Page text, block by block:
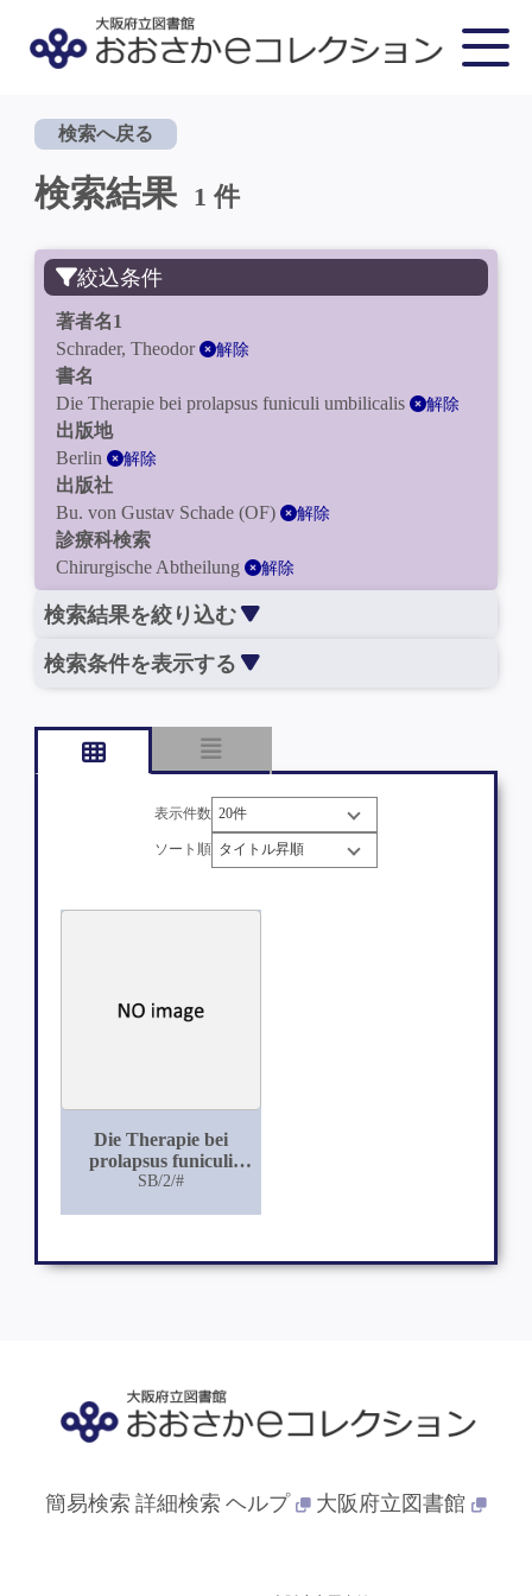
検索へ戻る
検索結果 1 件
絞込条件
著者名1
Schrader, Theodor
解除
書名
Die Therapie bei prolapsus funiculi umbilicalis
解除
出版地
Berlin
解除
出版社
Bu. von Gustav Schade (OF)
解除
診療科検索
Chirurgische Abtheilung
解除
検索結果を絞り込む
検索条件を表示する
表示件数
ソート順
Die Therapie bei
prolapsus funiculi
umbilicalis
SB/2/#
簡易検索 詳細検索 ヘルプ 大阪府立図書館